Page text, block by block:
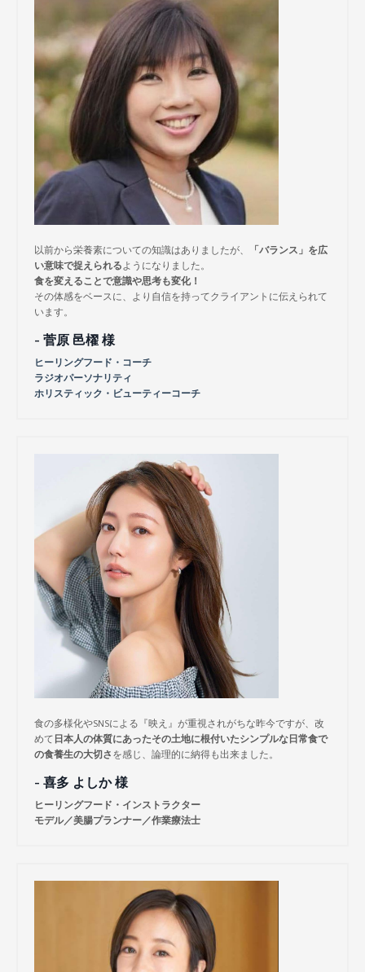
以前から栄養素についての知識はありましたが、
「バランス」を広
い意味で捉えられるようになりました。
食を変えることで意識や思考も変化！
その体感をベースに、より自信を持ってクライアントに伝えられて
います。
- 菅原 邑櫂 様
ヒーリングフード・コーチ
ラジオパーソナリティ
ホリスティック・ビューティーコーチ
食の多様化やSNSによる『映え』が重視されがちな昨今ですが、改
めて 日本人の体質にあったその土地に根付いたシンプルな日常食で
の食養生の大切さ を感じ、論理的に納得も出来ました。
- 喜多 よしか 様
ヒーリングフード・インストラクター
モデル／美腸プランナー／作業療法士